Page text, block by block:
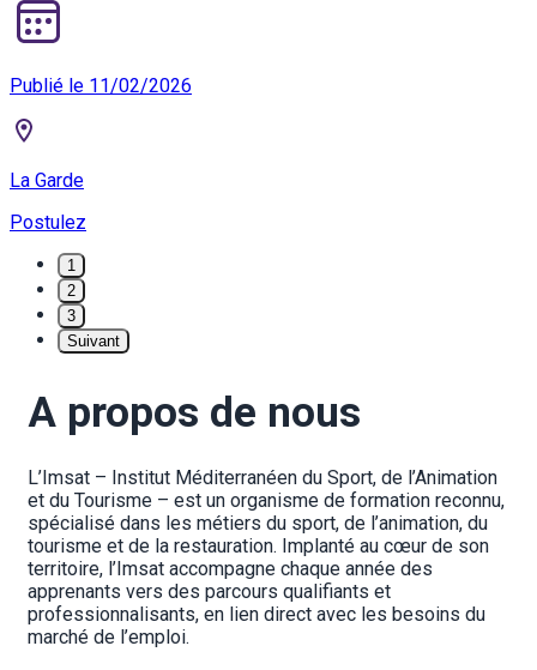
Publié le 11/02/2026
La Garde
Postulez
1
2
3
Suivant
A propos de nous
L’Imsat – Institut Méditerranéen du Sport, de l’Animation
et du Tourisme – est un organisme de formation reconnu,
spécialisé dans les métiers du sport, de l’animation, du
tourisme et de la restauration. Implanté au cœur de son
territoire, l’Imsat accompagne chaque année des
apprenants vers des parcours qualifiants et
professionnalisants, en lien direct avec les besoins du
marché de l’emploi.